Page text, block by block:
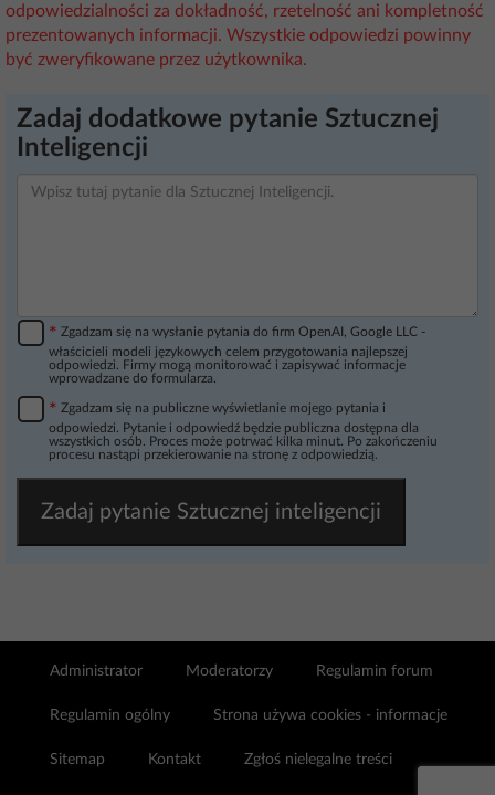
odpowiedzialności za dokładność, rzetelność ani kompletność
prezentowanych informacji. Wszystkie odpowiedzi powinny
być zweryfikowane przez użytkownika.
Zadaj dodatkowe pytanie Sztucznej
Inteligencji
* Zgadzam się na wysłanie pytania do firm OpenAI, Google LLC -
właścicieli modeli językowych celem przygotowania najlepszej
odpowiedzi. Firmy mogą monitorować i zapisywać informacje
wprowadzane do formularza.
* Zgadzam się na publiczne wyświetlanie mojego pytania i
odpowiedzi. Pytanie i odpowiedź będzie publiczna dostępna dla
wszystkich osób. Proces może potrwać kilka minut. Po zakończeniu
procesu nastąpi przekierowanie na stronę z odpowiedzią.
Zadaj pytanie Sztucznej inteligencji
Administrator Moderatorzy Regulamin forum
Regulamin ogólny Strona używa cookies - informacje
Sitemap Kontakt Zgłoś nielegalne treści